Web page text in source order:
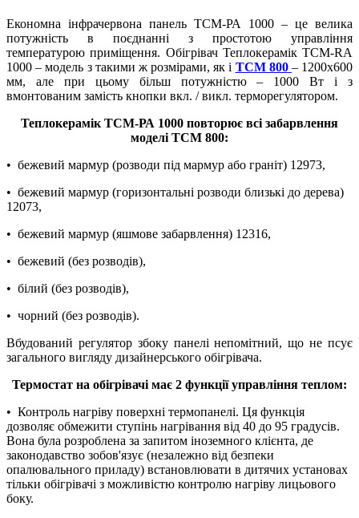
Економна інфрачервона панель ТСМ-РА 1000 – це велика
потужність в поєднанні з простотою управління
температурою приміщення. Обігрівач Теплокерамік ТСМ-RA
1000 – модель з такими ж розмірами, як і ТСМ 800 – 1200х600
мм, але при цьому більш потужністю – 1000 Вт і з
вмонтованим замість кнопки вкл. / викл. терморегулятором.
Теплокерамік ТСМ-РА 1000 повторює всі забарвлення
моделі ТСМ 800:
• бежевий мармур (розводи під мармур або граніт) 12973,
• бежевий мармур (горизонтальні розводи близькі до дерева)
12073,
• бежевий мармур (яшмове забарвлення) 12316,
• бежевий (без розводів),
• білий (без розводів),
• чорний (без розводів).
Вбудований регулятор збоку панелі непомітний, що не псує
загального вигляду дизайнерського обігрівача.
Термостат на обігрівачі має 2 функції управління теплом:
• Контроль нагріву поверхні термопанелі. Ця функція
дозволяє обмежити ступінь нагрівання від 40 до 95 градусів.
Вона була розроблена за запитом іноземного клієнта, де
законодавство зобов'язує (незалежно від безпеки
опалювального приладу) встановлювати в дитячих установах
тільки обігрівачі з можливістю контролю нагріву лицьового
боку.